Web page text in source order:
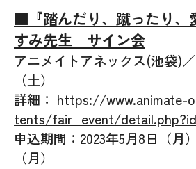
■『踏んだり、蹴ったり、
すみ先生 サイン会
アニメイトアネックス(池袋)／
（土）
詳細： https://www.animate-
tents/fair_event/
申込期間：2023年5月8日（月
（月）